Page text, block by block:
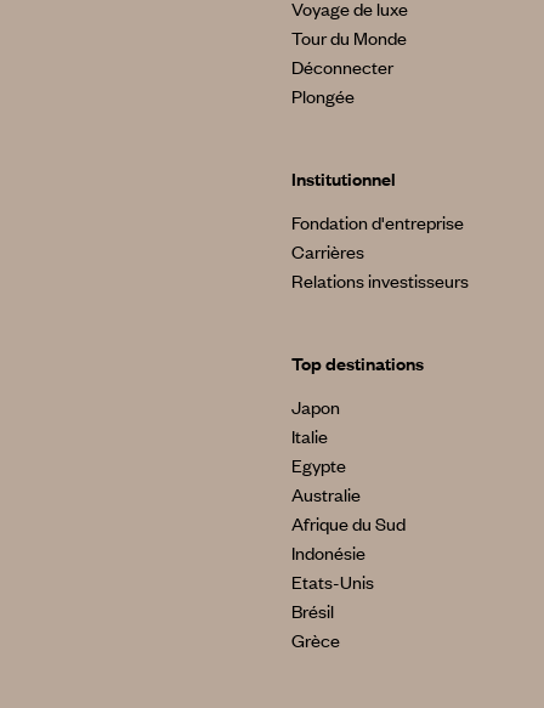
Voyage de luxe
Tour du Monde
Déconnecter
Plongée
Institutionnel
Fondation d'entreprise
Carrières
Relations investisseurs
Top destinations
Japon
Italie
Egypte
Australie
Afrique du Sud
Indonésie
Etats-Unis
Brésil
Grèce